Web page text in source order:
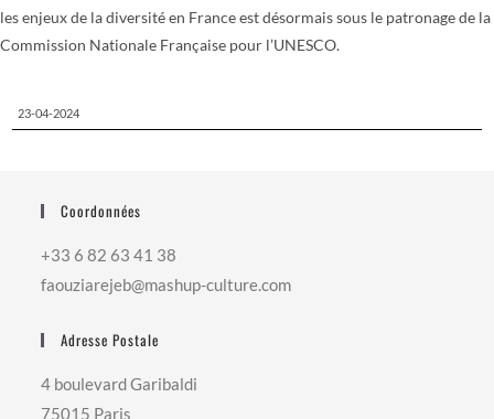
les enjeux de la diversité en France est désormais sous le patronage de la
Commission Nationale Française pour l’UNESCO.
23-04-2024
Coordonnées
+33 6 82 63 41 38
faouziarejeb@mashup-culture.com​
Adresse Postale
4 boulevard Garibaldi
75015 Paris